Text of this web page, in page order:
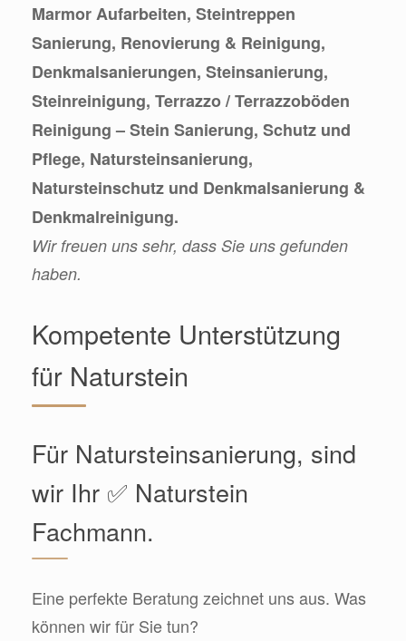
Marmor Aufarbeiten, Steintreppen
Sanierung, Renovierung & Reinigung,
Denkmalsanierungen, Steinsanierung,
Steinreinigung, Terrazzo / Terrazzoböden
Reinigung – Stein Sanierung, Schutz und
Pflege, Natursteinsanierung,
Natursteinschutz und Denkmalsanierung &
Denkmalreinigung.
Wir freuen uns sehr, dass Sie uns gefunden
haben.
Kompetente Unterstützung
für Naturstein
Für Natursteinsanierung, sind
wir Ihr ✅ Naturstein
Fachmann.
Eine perfekte Beratung zeichnet uns aus. Was
können wir für Sie tun?